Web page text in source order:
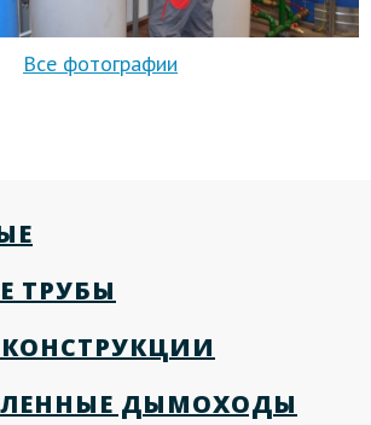
ТРУБЫ
ДЫМОХОДЫ